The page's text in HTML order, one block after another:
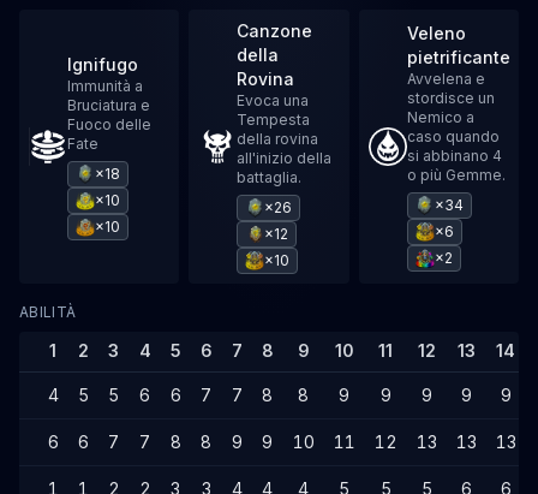
Ignifugo
Immunità a
Bruciatura e
Fuoco delle
Fate
×18
×10
×10
Canzone
della
Rovina
Evoca una
Tempesta
della rovina
all'inizio della
battaglia.
×26
×12
×10
Veleno
pietrificante
Avvelena e
stordisce un
Nemico a
caso quando
si abbinano 4
o più Gemme.
×34
×6
×2
ABILITÀ
1 2 3 4 5 6 7 8 9 10 11 12 13 14
4 5 5 6 6 7 7 8 8 9 9 9 9 9
6 6 7 7 8 8 9 9 10 11 12 13 13 13
1 1 2 2 3 3 4 4 4 5 5 5 6 6